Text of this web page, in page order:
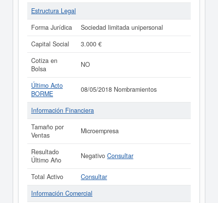
Estructura Legal
Forma Jurídica
Sociedad limitada unipersonal
Capital Social
3.000 €
Cotiza en
Bolsa
NO
Último Acto
BORME
08/05/2018 Nombramientos
Información Financiera
Tamaño por
Ventas
Microempresa
Resultado
Último Año
Negativo Consultar
Total Activo
Consultar
Información Comercial